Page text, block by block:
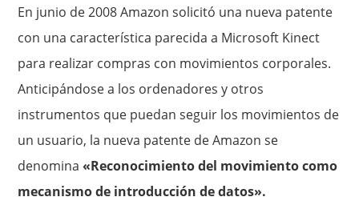
En junio de 2008 Amazon solicitó una nueva patente
con una característica parecida a Microsoft Kinect
para realizar compras con movimientos corporales.
Anticipándose a los ordenadores y otros
instrumentos que puedan seguir los movimientos de
un usuario, la nueva patente de Amazon se
denomina«Reconocimiento del movimiento como
mecanismo de introducción de datos».